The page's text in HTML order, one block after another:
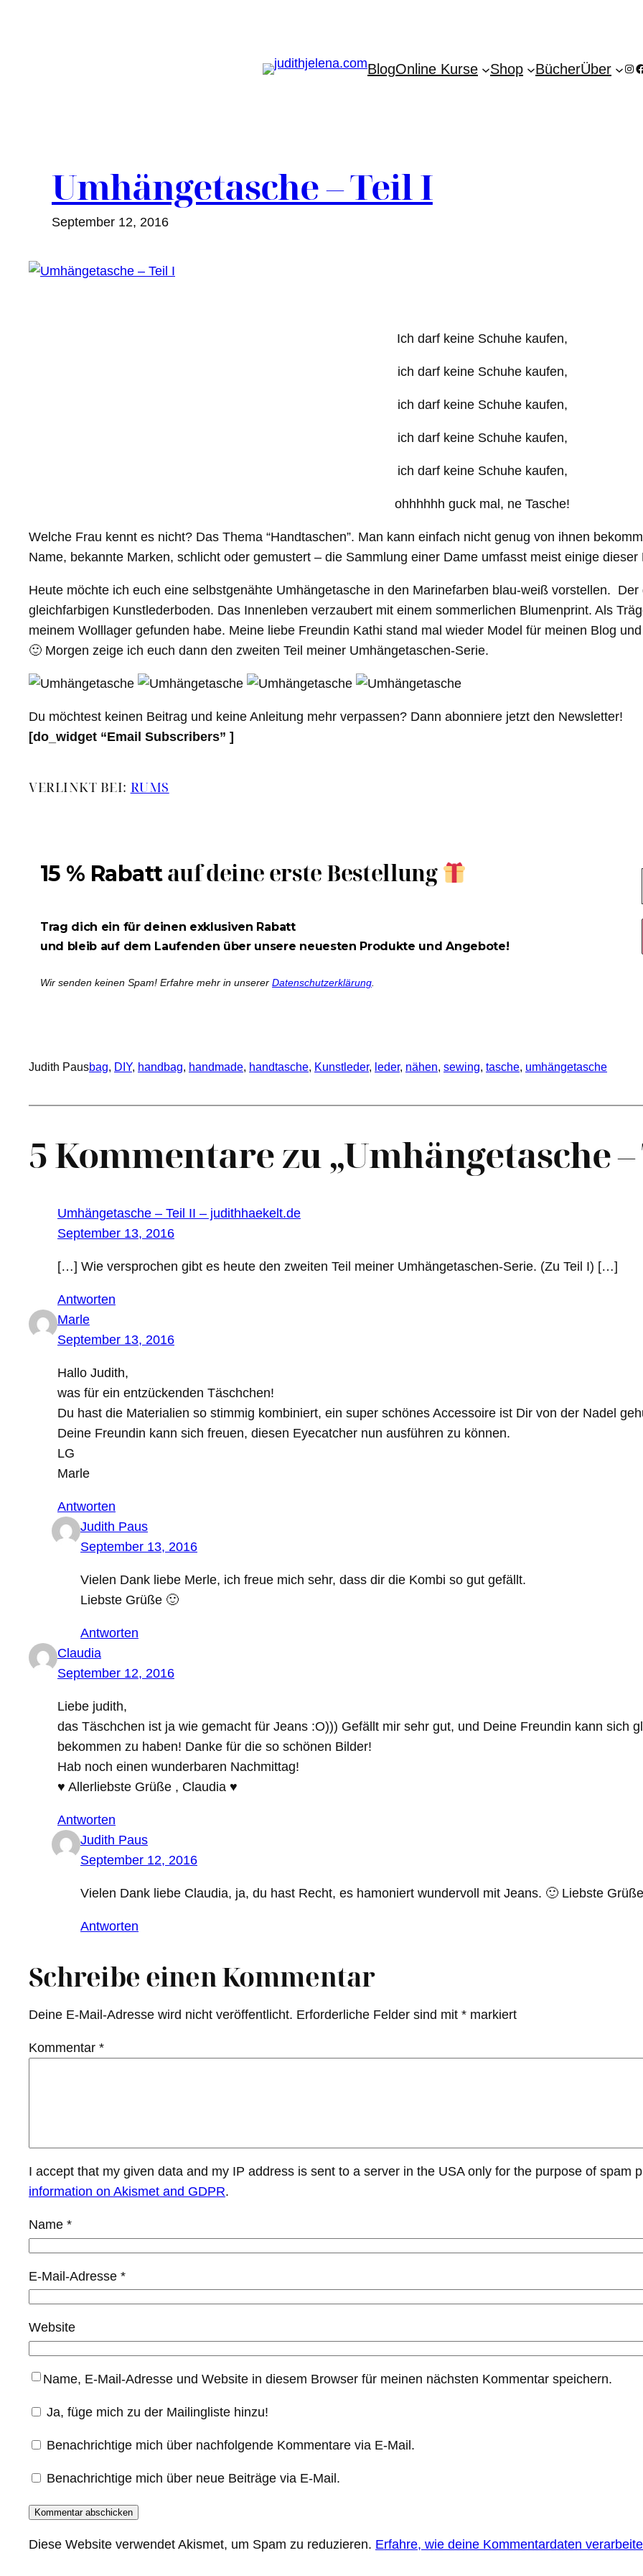
BlogOnline Kurse Shop BücherÜber
Umhängetasche – Teil I
September 12, 2016
Ich darf keine Schuhe kaufen,
ich darf keine Schuhe kaufen,
ich darf keine Schuhe kaufen,
ich darf keine Schuhe kaufen,
ich darf keine Schuhe kaufen,
ohhhhhh guck mal, ne Tasche!
Welche Frau kennt es nicht? Das Thema “Handtaschen”. Man kann einfach nicht genug von ihnen
Name, bekannte Marken, schlicht oder gemustert – die Sammlung einer Dame umfasst meist einige
Heute möchte ich euch eine selbstgenähte Umhängetasche in den Marinefarben blau-weiß vorstellen.
gleichfarbigen Kunstlederboden. Das Innenleben verzaubert mit einem sommerlichen Blumenprint. Als
meinem Wolllager gefunden habe. Meine liebe Freundin Kathi stand mal wieder Model für meinen Blog
🙂 Morgen zeige ich euch dann den zweiten Teil meiner Umhängetaschen-Serie.
Du möchtest keinen Beitrag und keine Anleitung mehr verpassen? Dann abonniere jetzt den Newsletter!
[do_widget “Email Subscribers” ]
VERLINKT BEI: RUMS
15 % Rabattauf deine erste Bestellung
Trag dich ein für deinen exklusiven Rabatt
und bleib auf dem Laufenden über unsere neuesten Produkte und Angebote!
Wir senden keinen Spam! Erfahre mehr in unserer Datenschutzerklärung
Judith Pausbag, DIY, handbag, handmade, handtasche, Kunstleder, leder, nähen, sewing, tasche, umhängetasche
5 Kommentare zu „Umhängetasche
Umhängetasche – Teil II – judithhaekelt.de
September 13, 2016
[…] Wie versprochen gibt es heute den zweiten Teil meiner Umhängetaschen-Serie. (Zu Teil I) […]
Antworten
Marle
September 13, 2016
Hallo Judith,
was für ein entzückenden Täschchen!
Du hast die Materialien so stimmig kombiniert, ein super schönes Accessoire ist Dir von der Nadel
Deine Freundin kann sich freuen, diesen Eyecatcher nun ausführen zu können.
LG
Marle
Antworten
Judith Paus
September 13, 2016
Vielen Dank liebe Merle, ich freue mich sehr, dass dir die Kombi so gut gefällt.
Liebste Grüße 🙂
Antworten
Claudia
September 12, 2016
Liebe judith,
das Täschchen ist ja wie gemacht für Jeans :O))) Gefällt mir sehr gut, und Deine Freundin kann sich
bekommen zu haben! Danke für die so schönen Bilder!
Hab noch einen wunderbaren Nachmittag!
♥ Allerliebste Grüße , Claudia ♥
Antworten
Judith Paus
September 12, 2016
Vielen Dank liebe Claudia, ja, du hast Recht, es hamoniert wundervoll mit Jeans. 🙂 Liebste Grüße
Antworten
Schreibe einen Kommentar
Deine E-Mail-Adresse wird nicht veröffentlicht. Erforderliche Felder sind mit * markiert
Kommentar *
I accept that my given data and my IP address is sent to a server in the USA only for the purpose of spam
information on Akismet and GDPR.
Name *
E-Mail-Adresse *
Website
Name, E-Mail-Adresse und Website in diesem Browser für meinen nächsten Kommentar speichern.
Ja, füge mich zu der Mailingliste hinzu!
Benachrichtige mich über nachfolgende Kommentare via E-Mail.
Benachrichtige mich über neue Beiträge via E-Mail.
Diese Website verwendet Akismet, um Spam zu reduzieren. Erfahre, wie deine Kommentardaten